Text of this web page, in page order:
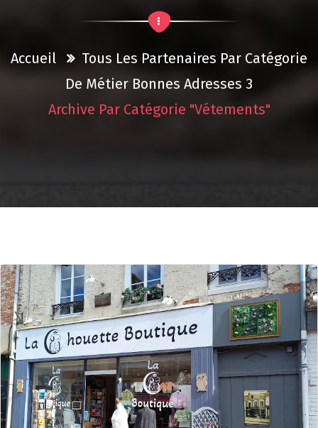
Accueil
Tous Les Partenaires Par Catégorie
De Métier Bonnes Adresses 3
Archive Par Catégorie "Vétements"